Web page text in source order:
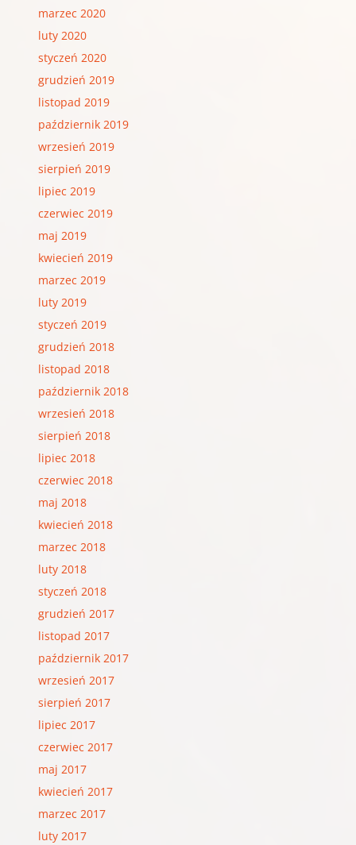
marzec 2020
luty 2020
styczeń 2020
grudzień 2019
listopad 2019
październik 2019
wrzesień 2019
sierpień 2019
lipiec 2019
czerwiec 2019
maj 2019
kwiecień 2019
marzec 2019
luty 2019
styczeń 2019
grudzień 2018
listopad 2018
październik 2018
wrzesień 2018
sierpień 2018
lipiec 2018
czerwiec 2018
maj 2018
kwiecień 2018
marzec 2018
luty 2018
styczeń 2018
grudzień 2017
listopad 2017
październik 2017
wrzesień 2017
sierpień 2017
lipiec 2017
czerwiec 2017
maj 2017
kwiecień 2017
marzec 2017
luty 2017